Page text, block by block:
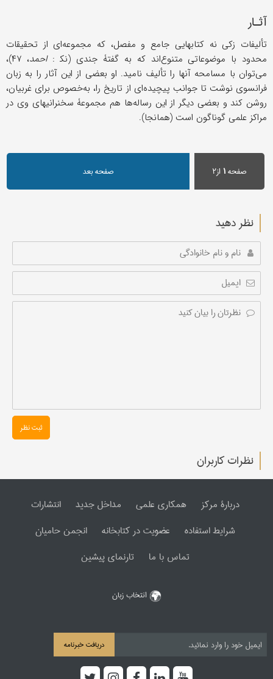
آثـار
تألیفات زکی نه کتابهایی جامع و مفصل، که مجموعه‌ای از تحقیقات
محدود با موضوعاتی متنوع‌اند که به گفتۀ جندی (نک‍ :احمد
، ۴۷)،
می‌توان با مسامحه آنها را تألیف نامید. او بعضی از این آثار را به زبان
فرانسوی نوشت تا جوانب پیچیده‌ای از تاریخ را، به‌خصوص برای غربیان،
روشن کند و بعضی دیگر از این رساله‌ها هم مجموعۀ سخنرانیهای وی در
مراکز علمی گوناگون است (همانجا).
صفحه۱ از۲ صفحه بعد
نظر دهید
ثبت نظر
نظرات کاربران
دربارۀ مرکز همکاری علمی مداخل جدید
انتشارات
شرایط استفاده
عضویت در کتابخانه
انجمن حامیان
تماس با ما
تارنمای پیشین
انتخاب زبان
دریافت خبرنامه